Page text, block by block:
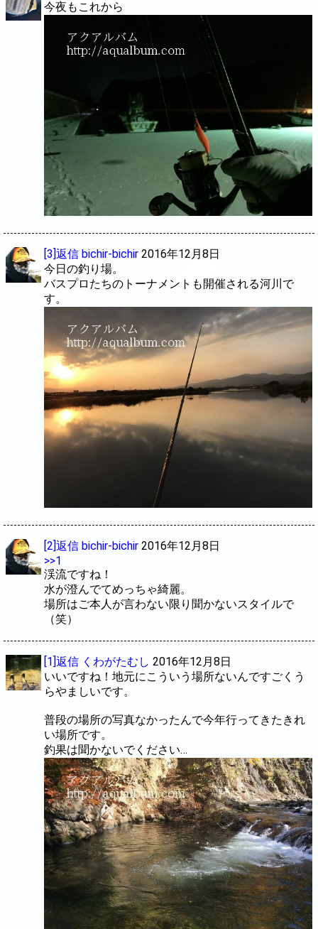
今夜もこれから
[3]返信 bichir-bichir 2016年12月8日
今日の釣り場。
バスプロたちのトーナメントも開催される河川で
す。
[2]返信 bichir-bichir 2016年12月8日
>>1
渓流ですね！
水が澄んでてめっちゃ綺麗。
場所はご本人が言わない限り聞かないスタイルで
（笑）
[1]返信 くわがたむし 2016年12月8日
いいですね！地元にこういう場所ないんですごくう
らやましいです。
普段の場所の写真なかったんで今年行ってきたきれ
い場所です。
釣果は聞かないでください…